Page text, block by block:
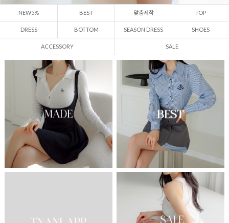
NEW5% BEST 맞춤제작 TOP
DRESS BOTTOM SEASON DRESS SHOES
ACCESSORY SALE